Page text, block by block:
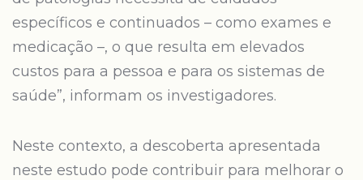
específicos e continuados – como exames e
medicação –, o que resulta em elevados
custos para a pessoa e para os sistemas de
saúde”, informam os investigadores.
Neste contexto, a descoberta apresentada
neste estudo pode contribuir para melhorar o